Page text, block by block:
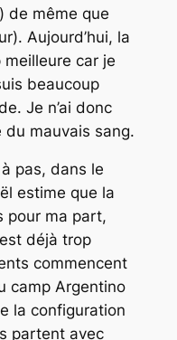
de même que
Aujourd’hui, la
car je
beaucoup
Je n’ai donc
du mauvais sang.
pas, dans le
estime que la
pour ma part,
déjà trop
commencent
camp Argentino
la configuration
partent avec